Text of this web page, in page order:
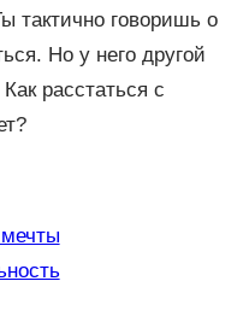
тактично говоришь о
Но у него другой
расстаться с